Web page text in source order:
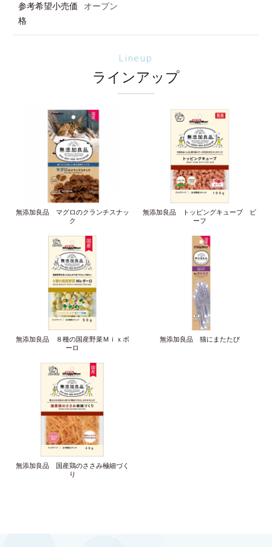
参考希望小売価
格
オープン
Lineup
ラインアップ
無添加良品 マグロのクランチスナッ
ク
無添加良品 トッピングキューブ ビ
ーフ
無添加良品 ８種の国産野菜Ｍｉｘボ
ーロ
無添加良品 猫にまたたび
無添加良品 国産鶏のささみ極細づく
り